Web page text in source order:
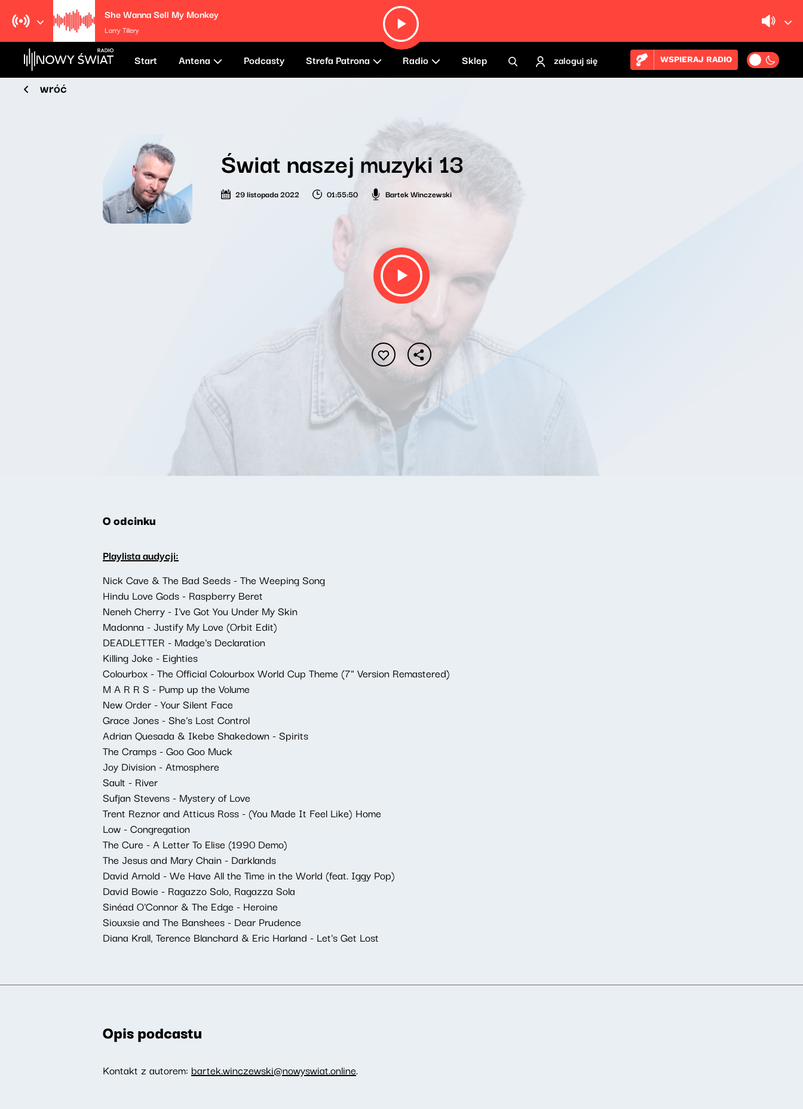
She Wanna Sell My Monkey
Larry Tillery
Start Antena Podcasty Strefa Patrona Radio Sklep zaloguj się WSPIERAJ RADIO
wróć
Świat naszej muzyki 13
29 listopada 2022 01:55:50 Bartek Winczewski
O odcinku
Playlista audycji:
Nick Cave & The Bad Seeds - The Weeping Song
Hindu Love Gods - Raspberry Beret
Neneh Cherry - I've Got You Under My Skin
Madonna - Justify My Love (Orbit Edit)
DEADLETTER - Madge's Declaration
Killing Joke - Eighties
Colourbox - The Official Colourbox World Cup Theme (7" Version Remastered)
M A R R S - Pump up the Volume
New Order - Your Silent Face
Grace Jones - She's Lost Control
Adrian Quesada & Ikebe Shakedown - Spirits
The Cramps - Goo Goo Muck
Joy Division - Atmosphere
Sault - River
Sufjan Stevens - Mystery of Love
Trent Reznor and Atticus Ross - (You Made It Feel Like) Home
Low - Congregation
The Cure - A Letter To Elise (1990 Demo)
The Jesus and Mary Chain - Darklands
David Arnold - We Have All the Time in the World (feat. Iggy Pop)
David Bowie - Ragazzo Solo, Ragazza Sola
Sinéad O'Connor & The Edge - Heroine
Siouxsie and The Banshees - Dear Prudence
Diana Krall, Terence Blanchard & Eric Harland - Let's Get Lost
Opis podcastu
Kontakt z autorem: bartek.winczewski@nowyswiat.online.